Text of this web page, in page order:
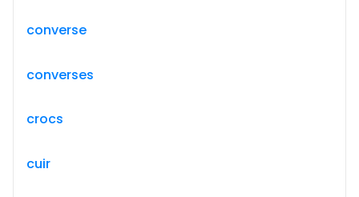
converse
converses
crocs
cuir